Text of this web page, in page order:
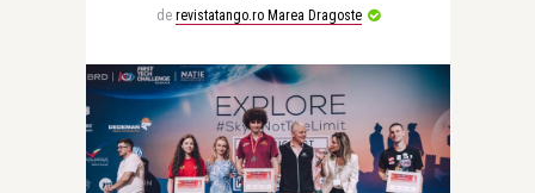
de revistatango.ro Marea Dragoste